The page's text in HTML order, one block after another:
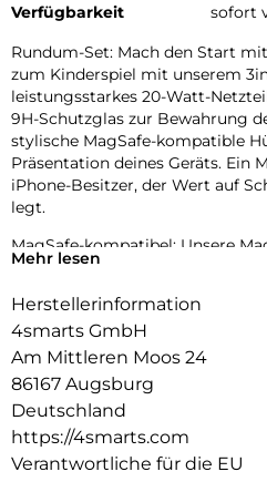
Verfügbarkeit
sofort
Rundum-Set: Mach den Start
zum Kinderspiel mit unserem
leistungsstarkes 20-Watt-
9H-Schutzglas zur Bewahrung
stylische MagSafe-kompatible
Präsentation deines Geräts. Ein
iPhone-Besitzer, der Wert auf
legt.
MagSafe-kompatibel: Unsere
Handyhülle für das iPhone 17
das Smartphone anpassen. Dies
Befestigung und schnelleres
Netzladegerät kannst du dein
effizient aufladen. Dank des
3.0 bist du mit bis zu 20 Watt
Vollständiger Schutz:Erlebe den
Mehr lesen
Herstellerinformation
4smarts GmbH
Am Mittleren Moos 24
86167 Augsburg
Deutschland
https://4smarts.com
Verantwortliche für die EU